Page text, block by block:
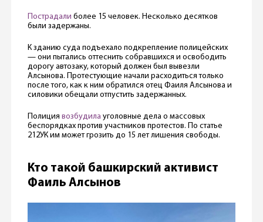
Пострадали более 15 человек. Несколько десятков
были задержаны.
К зданию суда подъехало подкрепление полицейских
— они пытались оттеснить собравшихся и освободить
дорогу автозаку, который должен был вывезли
Алсынова. Протестующие начали расходиться только
после того, как к ним обратился отец Фаиля Алсынова и
силовики обещали отпустить задержанных.
Полиция возбудила уголовные дела о массовых
беспорядках против участников протестов. По статье
212УК им может грозить до 15 лет лишения свободы.
Кто такой башкирский активист
Фаиль Алсынов